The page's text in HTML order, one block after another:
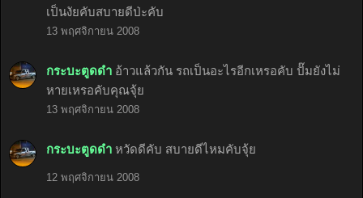
เป็นงัยคับสบายดีป่ะคับ
13 พฤศจิกายน 2008
กระบะตูดดำ อ้าวแล้วกัน รถเป็นอะไรอีกเหรอคับ ปั๊มยังไม่
หายเหรอคับคุณจุ้ย
13 พฤศจิกายน 2008
กระบะตูดดำ หวัดดีคับ สบายดีไหมคับจุ้ย
12 พฤศจิกายน 2008